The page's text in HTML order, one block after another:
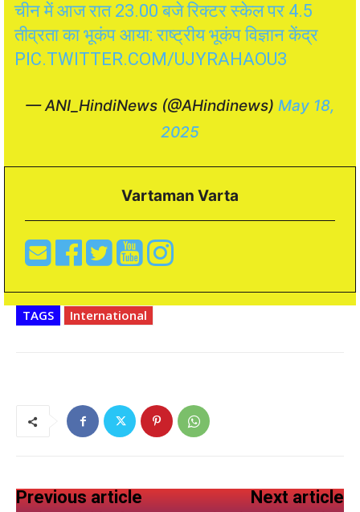
चीन में आज रात 23.00 बजे रिक्टर स्केल पर 4.5
तीव्रता का भूकंप आया: राष्ट्रीय भूकंप विज्ञान केंद्र
PIC.TWITTER.COM/UJYRAHAOU3
— ANI_HindiNews (@AHindinews) May 18,
2025
Vartaman Varta
TAGS International
Previous article Next article